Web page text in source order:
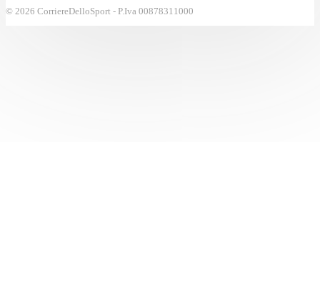
© 2026 CorriereDelloSport - P.Iva 00878311000